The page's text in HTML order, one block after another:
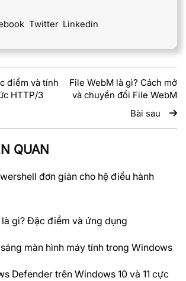
Twitter Linkedin
điểm và tính
HTTP/3
File WebM là gì? Cách mở
và chuyển đổi File WebM
Bài sau
QUAN
đơn giản cho hệ điều hành
gì? Đặc điểm và ứng dụng
màn hình máy tính trong Windows
Defender trên Windows 10 và 11 cực